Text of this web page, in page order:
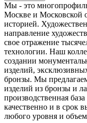
Мы - это
Москве и Московской
историей.
направление
свое отражение
технологии. Наш
создании
изделий,
бронзы. Мы
изделий из бронзы и
производственная
качественно и в срок
любого уровня и